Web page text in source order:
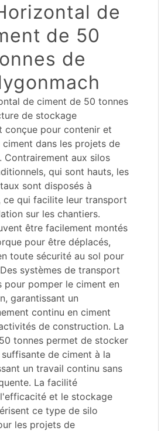
de
de 50
de
de ciment de 50 tonnes
de stockage
conçue pour contenir et
dans les projets de
Contrairement aux silos
qui sont hauts, les
sont disposés à
ce qui facilite leur transport
sur les chantiers.
être facilement montés
pour être déplacés,
toute sécurité au sol pour
systèmes de transport
pour pomper le ciment en
garantissant un
continu en ciment
de construction. La
tonnes permet de stocker
de ciment à la
un travail continu sans
La facilité
et le stockage
ce type de silo
les projets de